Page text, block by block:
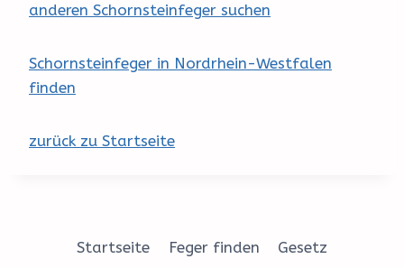
anderen Schornsteinfeger suchen
Schornsteinfeger in Nordrhein-Westfalen
finden
zurück zu Startseite
Startseite Feger finden Gesetz